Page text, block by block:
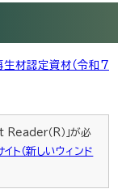
材認定資材（令和7
（R）」が必
ト（新しいウィンド